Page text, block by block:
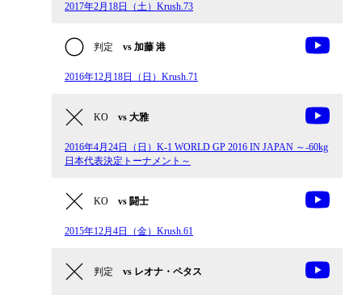
2017年2月18日（土）Krush.73
判定 vs 加藤 港
2016年12月18日（日）Krush.71
KO vs 大雅
2016年4月24日（日）K-1 WORLD GP 2016 IN JAPAN ～-60kg
日本代表決定トーナメント～
KO vs 闘士
2015年12月4日（金）Krush.61
判定 vs レオナ・ペタス